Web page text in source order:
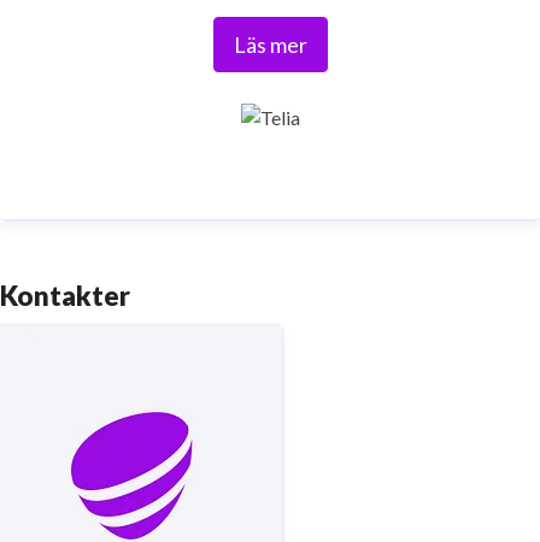
samhället, vi bygger Framtidens nät. Vi har bestämt
oss för att förändra it-och telekomindustrin och föra
Läs mer
Kontakter